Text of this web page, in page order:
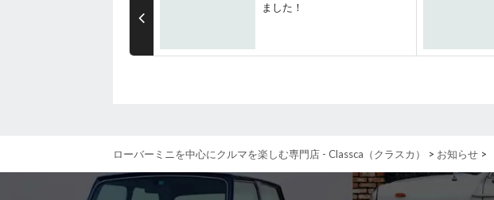
ました！
ローバーミニを中心にクルマを楽しむ専門店 - Classca（クラスカ） > お知らせ >